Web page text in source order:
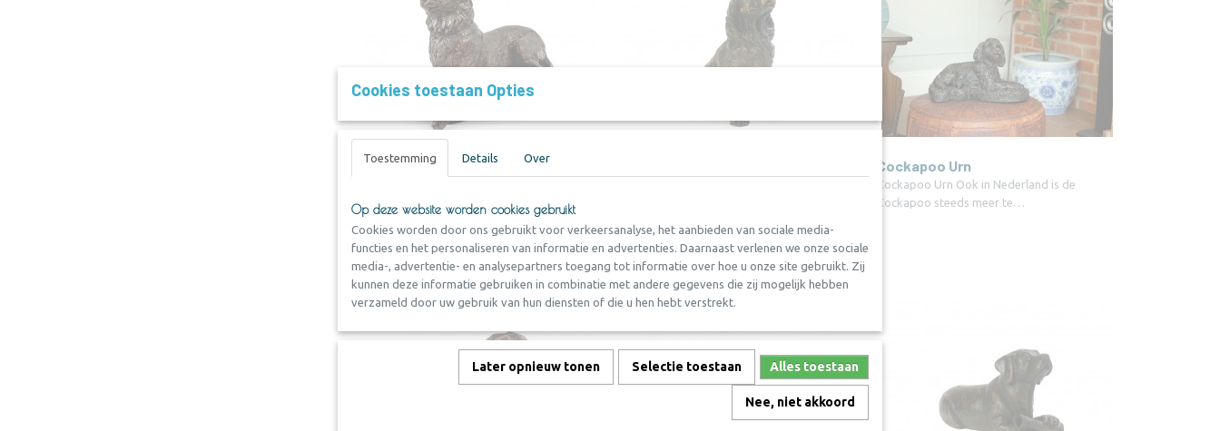
Chihuahua
uit originele…
Cockapoo Urn
Cockapoo Urn Ook in Nederland is de
Cockapoo steeds meer te…
Cookies toestaan Opties
Toestemming Details Over
Op deze website worden cookies gebruikt
Cookies worden door ons gebruikt voor verkeersanalyse, het aanbieden van sociale media-
functies en het personaliseren van informatie en advertenties. Daarnaast verlenen we onze sociale
media-, advertentie- en analysepartners toegang tot informatie over hoe u onze site gebruikt. Zij
kunnen deze informatie gebruiken in combinatie met andere gegevens die zij mogelijk hebben
verzameld door uw gebruik van hun diensten of die u hen hebt verstrekt.
Later opnieuw tonen Selectie toestaan Alles toestaan
Nee, niet akkoord